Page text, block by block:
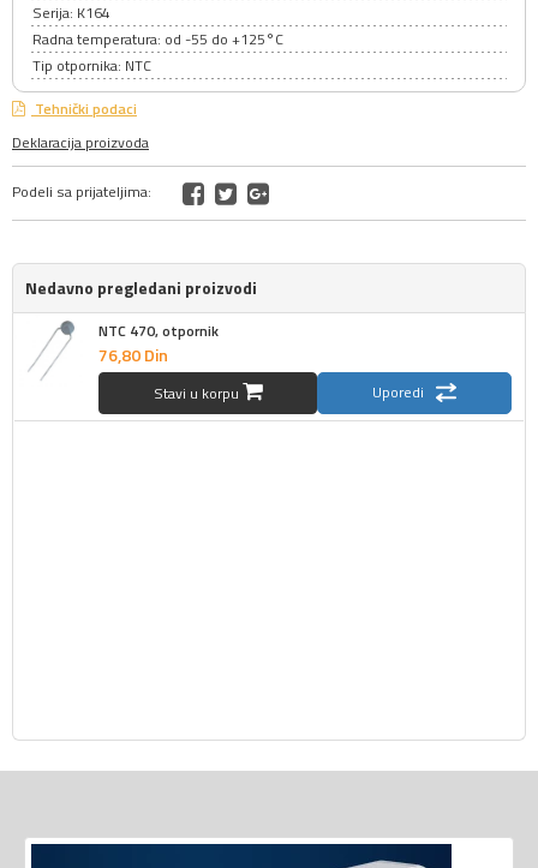
Serija: K164
Radna temperatura: od -55 do +125°C
Tip otpornika: NTC
Tehnički podaci
Deklaracija proizvoda
Podeli sa prijateljima:
Nedavno pregledani proizvodi
NTC 470, otpornik
76,80Din
Stavi u korpu Uporedi